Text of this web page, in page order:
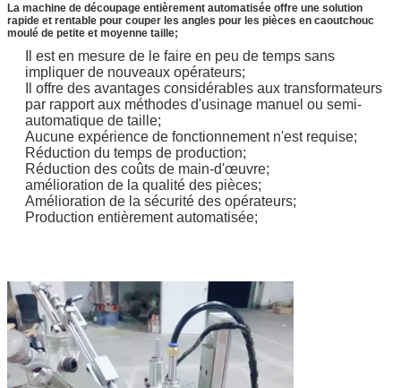
La machine de découpage entièrement automatisée offre une solution
rapide et rentable pour couper les angles pour les pièces en caoutchouc
moulé de petite et moyenne taille;
Il est en mesure de le faire en peu de temps sans
impliquer de nouveaux opérateurs;
Il offre des avantages considérables aux transformateurs
par rapport aux méthodes d'usinage manuel ou semi-
automatique de taille;
Aucune expérience de fonctionnement n'est requise;
Réduction du temps de production;
Réduction des coûts de main-d'œuvre;
amélioration de la qualité des pièces;
Amélioration de la sécurité des opérateurs;
Production entièrement automatisée;